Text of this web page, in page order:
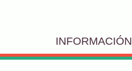
INFORMACIÓN